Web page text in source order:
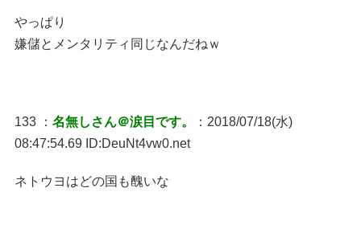
やっぱり
嫌儲とメンタリティ同じなんだねｗ
133 ： 名無しさん＠涙目です。
：2018/07/18(水)
08:47:54.69 ID:DeuNt4vw0.net
ネトウヨはどの国も醜いな